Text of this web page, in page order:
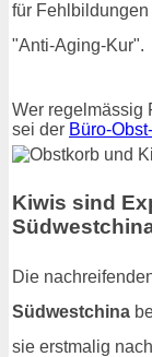
für
"Anti-Aging-Kur".
Wer regelmässig
sei der Büro-
Kiwis sind
Die
Südwestchina
sie erstmalig